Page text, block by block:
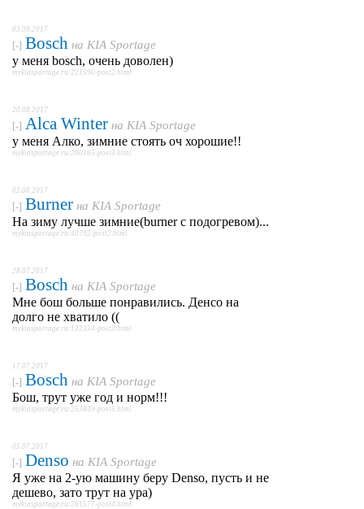
03.09.2017
[-] Bosch на KIA Sportage
у меня bosch, очень доволен)
mykiasportage.ru/221590-post2.html
20.08.2017
[-] Alca Winter на KIA Sportage
у меня Алко, зимние стоять оч хорошие!!
mykiasportage.ru/200165-post3.html
02.08.2017
[-] Burner на KIA Sportage
На зиму лучше зимние(burner с подогревом)...
mykiasportage.ru/40792-post2.html
28.07.2017
[-] Bosch на KIA Sportage
Мне бош больше понравились. Денсо на
долго не хватило ((
mykiasportage.ru/132354-post3.html
17.07.2017
[-] Bosch на KIA Sportage
Бош, трут уже год и норм!!!
mykiasportage.ru/253849-post5.html
05.07.2017
[-] Denso на KIA Sportage
Я уже на 2-ую машину беру Denso, пусть и не
дешево, зато трут на ура)
mykiasportage.ru/261577-post4.html